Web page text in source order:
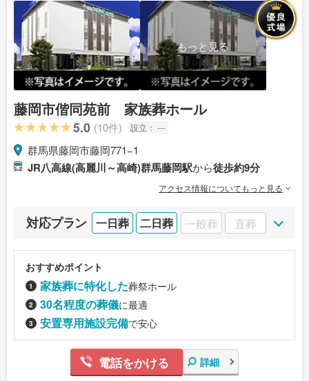
もっと見る
藤岡市偕同苑前 家族葬ホール
5.0 (10件) 設立： ---
群馬県藤岡市藤岡771−1
JR八高線(高麗川～高崎)群馬藤岡駅から徒歩約9分
アクセス情報についてもっと見る
対応プラン 一日葬 二日葬 一般葬 直葬
おすすめポイント
家族葬に特化した葬祭ホール
30名程度の葬儀に最適
安置専用施設完備で安心
電話をかける 詳細